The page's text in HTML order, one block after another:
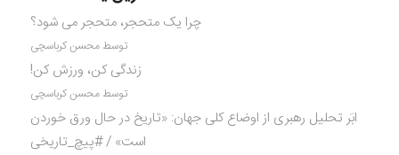
چرا یک متحجر، متحجر می شود؟
توسط محسن کرباسچی
زندگی کن، ورزش کن!
توسط محسن کرباسچی
ابَر تحلیل رهبری از اوضاع کلی جهان: «تاریخ در حال ورق خوردن
است» / #پیچ_تاریخی